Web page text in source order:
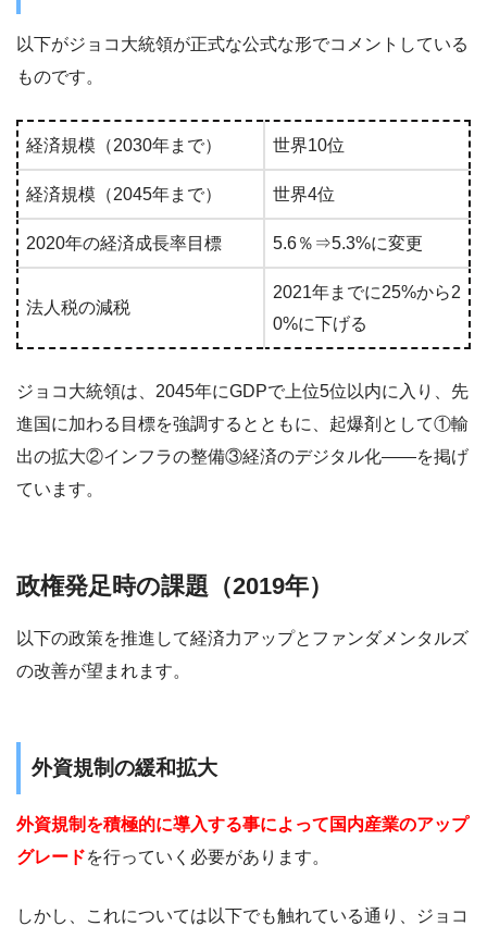
以下がジョコ大統領が正式な公式な形でコメントしている
ものです。
経済規模（2030年まで） 世界10位
経済規模（2045年まで） 世界4位
2020年の経済成長率目標 5.6％⇒5.3%に変更
法人税の減税
2021年までに25%から2
0%に下げる
ジョコ大統領は、2045年にGDPで上位5位以内に入り、先
進国に加わる目標を強調するとともに、起爆剤として①輸
出の拡大②インフラの整備③経済のデジタル化――を掲げ
ています。
政権発足時の課題（2019年）
以下の政策を推進して経済力アップとファンダメンタルズ
の改善が望まれます。
外資規制の緩和拡大
外資規制を積極的に導入する事によって国内産業のアップ
グレードを行っていく必要があります。
しかし、これについては以下でも触れている通り、ジョコ